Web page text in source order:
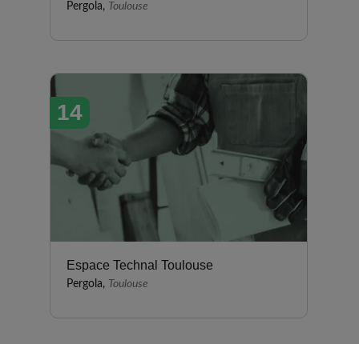
Pergola, Toulouse
14
Espace Technal Toulouse
Pergola, Toulouse